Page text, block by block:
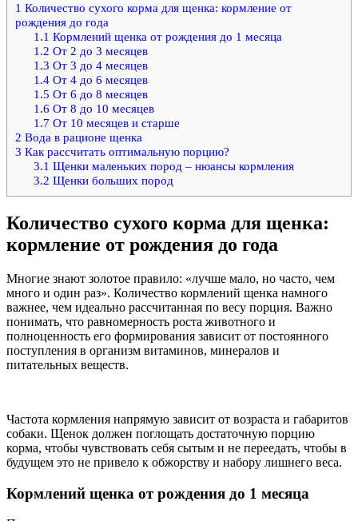
1 Количество сухого корма для щенка: кормление от
рождения до года
1.1 Кормлений щенка от рождения до 1 месяца
1.2 От 2 до 3 месяцев
1.3 От 3 до 4 месяцев
1.4От 4 до 6 месяцев
1.5 От 6 до 8 месяцев
1.6 От 8 до 10 месяцев
1.7 От 10 месяцев и старше
2 Вода в рационе щенка
3 Как рассчитать оптимальную порцию?
3.1 Щенки маленьких пород – нюансы кормления
3.2 Щенки больших пород
Количество сухого корма для щенка:
кормление от рождения до года
Многие знают золотое правило: «лучше мало, но часто, чем
много и один раз». Количество кормлений щенка намного
важнее, чем идеально рассчитанная по весу порция. Важно
понимать, что равномерность роста животного и
полноценность его формирования зависит от постоянного
поступления в организм витаминов, минералов и
питательных веществ.
Частота кормления напрямую зависит от возраста и габаритов
собаки. Щенок должен поглощать достаточную порцию
корма, чтобы чувствовать себя сытым и не переедать, чтобы в
будущем это не привело к обжорству и набору лишнего веса.
Кормлений щенка от рождения до 1 месяца